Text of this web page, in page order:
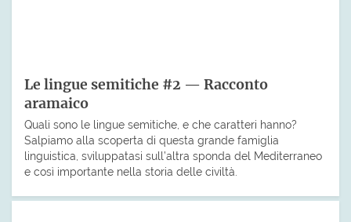
Le lingue semitiche #2 — Racconto
aramaico
Quali sono le lingue semitiche, e che caratteri hanno?
Salpiamo alla scoperta di questa grande famiglia
linguistica, sviluppatasi sull’altra sponda del Mediterraneo
e così importante nella storia delle civiltà.